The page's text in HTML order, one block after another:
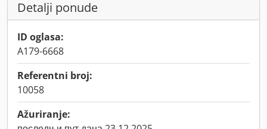
Detalji ponude
ID oglasa:
A179-6668
Referentni broj:
10058
Ažuriranje: